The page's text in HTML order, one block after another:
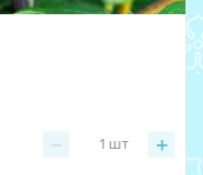
− +
1 шт